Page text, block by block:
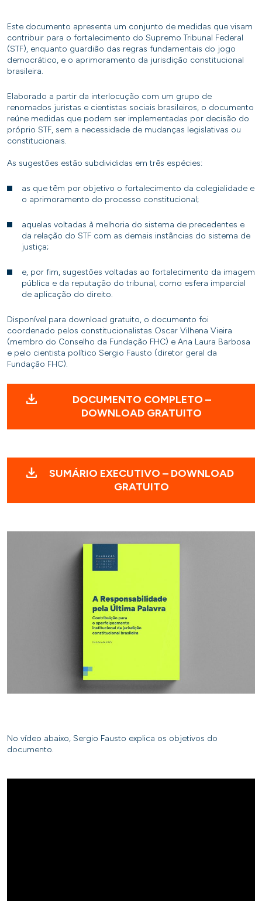
Este documento apresenta um conjunto de medidas que visam
contribuir para o fortalecimento do Supremo Tribunal Federal
(STF), enquanto guardião das regras fundamentais do jogo
democrático, e o aprimoramento da jurisdição constitucional
brasileira.
Elaborado a partir da interlocução com um grupo de
renomados juristas e cientistas sociais brasileiros, o documento
reúne medidas que podem ser implementadas por decisão do
próprio STF, sem a necessidade de mudanças legislativas ou
constitucionais.
As sugestões estão subdivididas em três espécies:
as que têm por objetivo o fortalecimento da colegialidade e
o aprimoramento do processo constitucional;
aquelas voltadas à melhoria do sistema de precedentes e
da relação do STF com as demais instâncias do sistema de
justiça;
e, por fim, sugestões voltadas ao fortalecimento da imagem
pública e da reputação do tribunal, como esfera imparcial
de aplicação do direito.
Disponível para download gratuito, o documento foi
coordenado pelos constitucionalistas Oscar Vilhena Vieira
(membro do Conselho da Fundação FHC) e Ana Laura Barbosa
e pelo cientista político Sergio Fausto (diretor geral da
Fundação FHC).
DOCUMENTO COMPLETO –
DOWNLOAD GRATUITO
SUMÁRIO EXECUTIVO – DOWNLOAD
GRATUITO
No vídeo abaixo, Sergio Fausto explica os objetivos do
documento.